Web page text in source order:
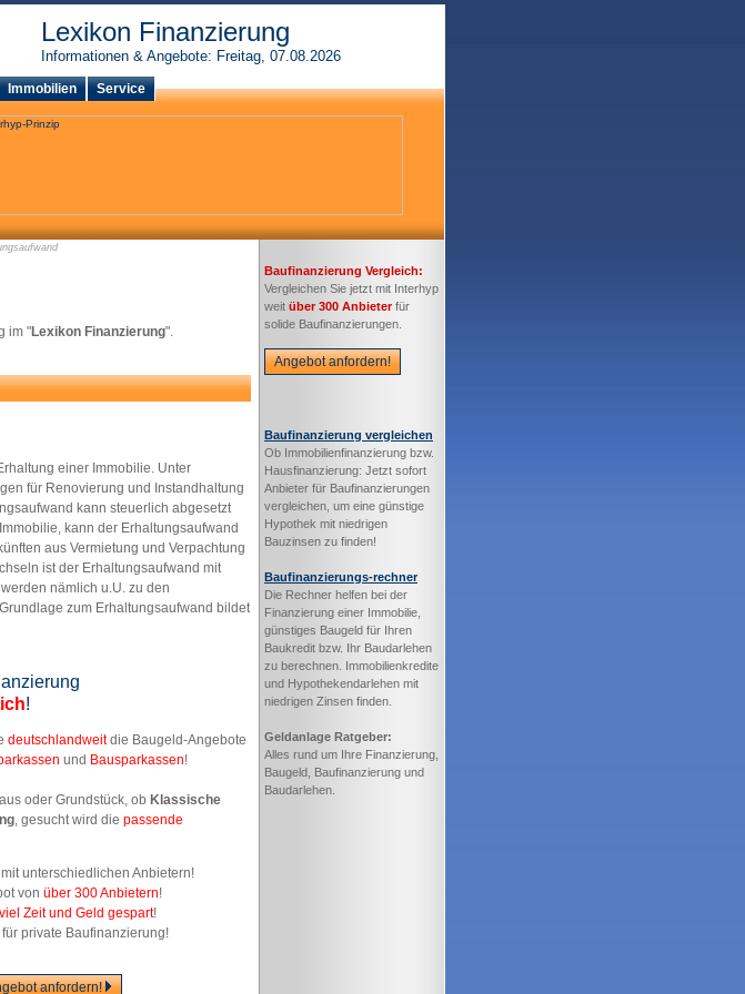
Lexikon Finanzierung
Informationen & Angebote: Freitag, 07.08.2026
Immobilien Service
im "Lexikon Finanzierung".
einer Immobilie. Unter
für Renovierung und Instandhaltung
kann steuerlich abgesetzt
kann der Erhaltungsaufwand
aus Vermietung und Verpachtung
ist der Erhaltungsaufwand mit
nämlich u.U. zu den
zum Erhaltungsaufwand bildet
!
deutschlandweitdie Baugeld-Angebote
und Bausparkassen!
oder Grundstück, ob Klassische
, gesucht wird die passende
unterschiedlichen Anbietern!
von über 300 Anbietern!
viel Zeit und Geld gespart!
für private Baufinanzierung!
anfordern!
Baufinanzierung Vergleich:
Vergleichen Sie jetzt mit Interhyp
weit über 300 Anbieterfür
solide Baufinanzierungen.
Angebot anfordern!
Baufinanzierung vergleichen
Ob Immobilienfinanzierung bzw.
Hausfinanzierung: Jetzt sofort
Anbieter für Baufinanzierungen
vergleichen, um eine günstige
Hypothek mit niedrigen
Bauzinsen zu finden!
Baufinanzierungs-rechner
Die Rechner helfen bei der
Finanzierung einer Immobilie,
günstiges Baugeld für Ihren
Baukredit bzw. Ihr Baudarlehen
zu berechnen. Immobilienkredite
und Hypothekendarlehen mit
niedrigen Zinsen finden.
Geldanlage Ratgeber:
Alles rund um Ihre Finanzierung,
Baugeld, Baufinanzierung und
Baudarlehen.